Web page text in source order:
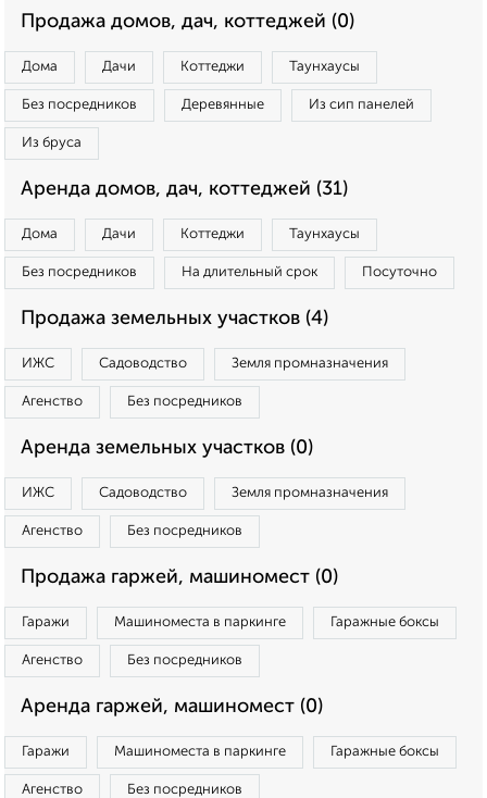
Продажа домов, дач, коттеджей (0)
Дома Дачи Коттеджи Таунхаусы
Без посредников Деревянные Из сип панелей
Из бруса
Аренда домов, дач, коттеджей (31)
Дома Дачи Коттеджи Таунхаусы
Без посредников На длительный срок Посуточно
Продажа земельных участков (4)
ИЖС Садоводство Земля промназначения
Агенство Без посредников
Аренда земельных участков (0)
ИЖС Садоводство Земля промназначения
Агенство Без посредников
Продажа гаржей, машиномест (0)
Гаражи Машиноместа в паркинге Гаражные боксы
Агенство Без посредников
Аренда гаржей, машиномест (0)
Гаражи Машиноместа в паркинге Гаражные боксы
Агенство Без посредников